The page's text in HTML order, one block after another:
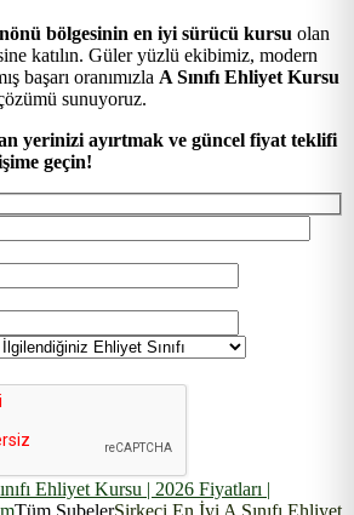
bölgesinin en iyi sürücü kursu olan
katılın. Güler yüzlü ekibimiz, modern
başarı oranımızla A Sınıfı Ehliyet Kursu
sunuyoruz.
yerinizi ayırtmak ve güncel fiyat teklifi
geçin!
Ehliyet Kursu | 2026 Fiyatları |